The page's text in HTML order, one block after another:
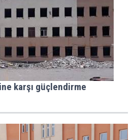
karşı güçlendirme